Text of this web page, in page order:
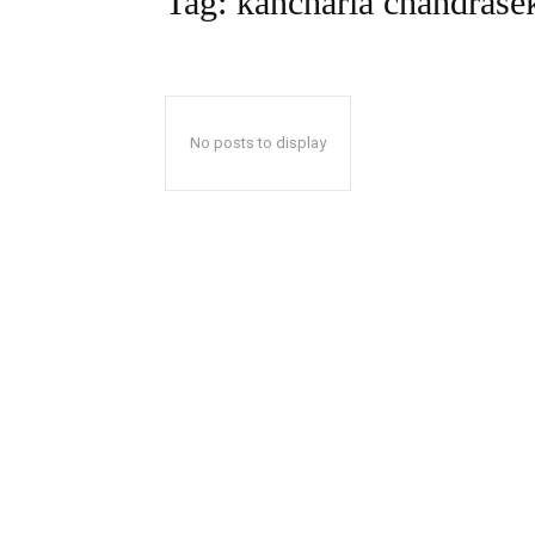
No posts to display